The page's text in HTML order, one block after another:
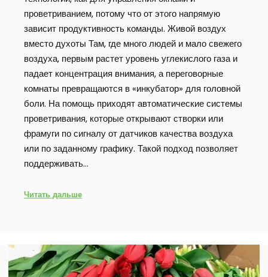
проветриванием, потому что от этого напрямую
зависит продуктивность команды. Живой воздух
вместо духоты Там, где много людей и мало свежего
воздуха, первым растет уровень углекислого газа и
падает концентрация внимания, а переговорные
комнаты превращаются в «инкубатор» для головной
боли. На помощь приходят автоматические системы
проветривания, которые открывают створки или
фрамуги по сигналу от датчиков качества воздуха
или по заданному графику. Такой подход позволяет
поддерживать…
Читать дальше